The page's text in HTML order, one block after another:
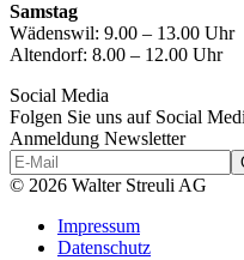
Samstag
Wädenswil: 9.00 – 13.00 Uhr
Altendorf: 8.00 – 12.00 Uhr
Social Media
Folgen Sie uns auf Social
Anmeldung Newsletter
© 2026 Walter Streuli AG
Impressum
Datenschutz